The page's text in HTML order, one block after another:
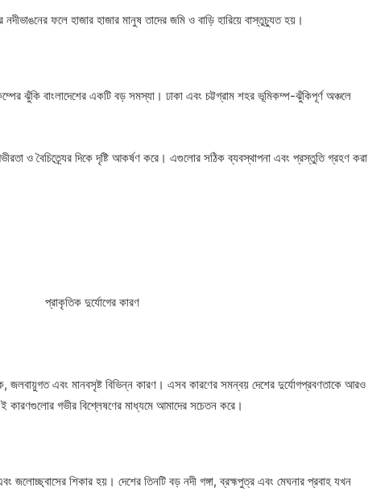
ফলে হাজার হাজার মানুষ তাদের জমি ও বাড়ি হারিয়ে বাস্তুচ্যুত হয়।
ঝুঁকি বাংলাদেশের একটি বড় সমস্যা। ঢাকা এবং চট্টগ্রাম শহর ভূমিকম্প-ঝুঁকিপূর্ণ অঞ্চলে
ও বৈচিত্র্যের দিকে দৃষ্টি আকর্ষণ করে। এগুলোর সঠিক ব্যবস্থাপনা এবং প্রস্তুতি গ্রহণ করা
জলবায়ুগত এবং মানবসৃষ্ট বিভিন্ন কারণ। এসব কারণের সমন্বয় দেশের দুর্যোগপ্রবণতাকে আরও
কারণগুলোর গভীর বিশ্লেষণের মাধ্যমে আমাদের সচেতন করে।
জলোচ্ছ্বাসের শিকার হয়। দেশের তিনটি বড় নদী গঙ্গা, ব্রহ্মপুত্র এবং মেঘনার প্রবাহ যখন